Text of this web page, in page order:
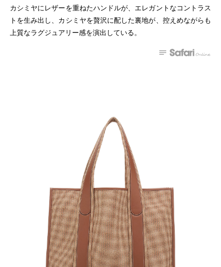
カシミヤにレザーを重ねたハンドルが、エレガントなコントラス
トを生み出し、カシミヤを贅沢に配した裏地が、控えめながらも
上質なラグジュアリー感を演出している。